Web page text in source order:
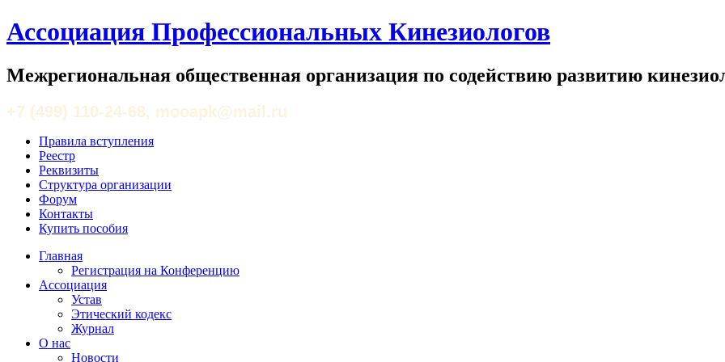
Ассоциация Профессиональных Кинезиологов
Межрегиональная общественная организация по содействию развитию
+7 (499) 110-24-68, mooapk@mail.ru
Правила вступления
Реестр
Реквизиты
Структура организации
Форум
Контакты
Купить пособия
Главная
Регистрация на Конференцию
Ассоциация
Устав
Этический кодекс
Журнал
О нас
Новости